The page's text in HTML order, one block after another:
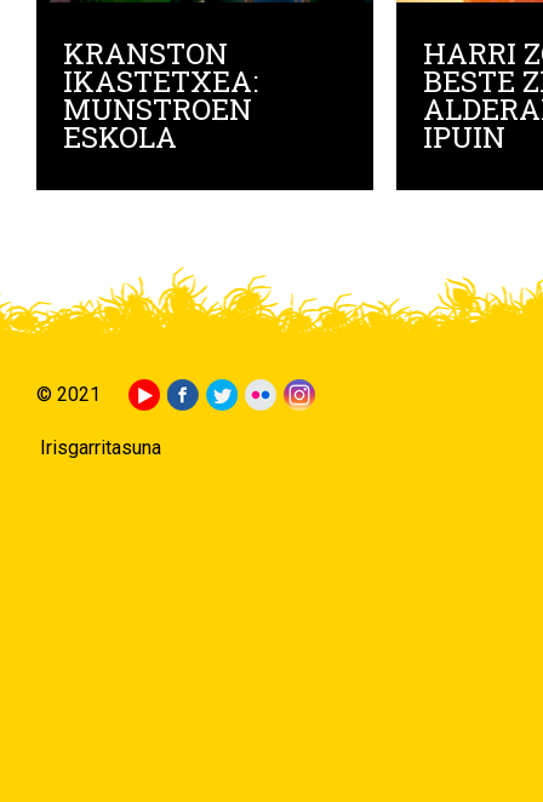
KRANSTON
IKASTETXEA:
MUNSTROEN
ESKOLA
HARRI
BESTE
IPUIN
© 2021
Irisgarritasuna